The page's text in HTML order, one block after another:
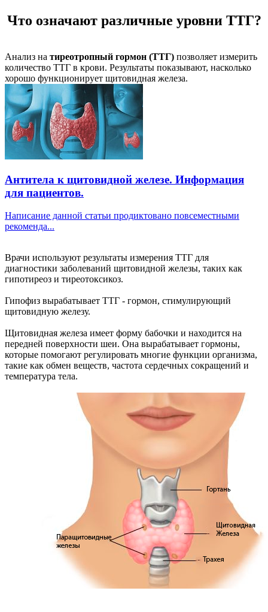
Что означают различные уровни ТТГ?
Анализ на тиреотропный гормон (ТТГ) позволяет измерить
количество ТТГ в крови. Результаты показывают, насколько
хорошо функционирует щитовидная железа.
Антитела к щитовидной железе. Информация
для пациентов.
Написание данной статьи продиктовано повсеместными
рекоменда...
Врачи используют результаты измерения ТТГ для
диагностики заболеваний щитовидной железы, таких как
гипотиреоз и тиреотоксикоз.
Гипофиз вырабатывает ТТГ - гормон, стимулирующий
щитовидную железу.
Щитовидная железа имеет форму бабочки и находится на
передней поверхности шеи. Она вырабатывает гормоны,
которые помогают регулировать многие функции организма,
такие как обмен веществ, частота сердечных сокращений и
температура тела.